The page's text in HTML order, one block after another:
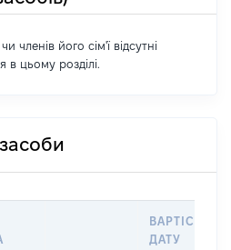
членів його сім'ї відсутні
в цьому розділі.
ВАРТІСТЬ НА
ДАТУ